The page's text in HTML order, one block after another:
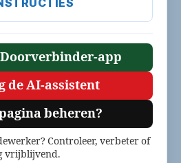
Doorverbinder-app
de AI-assistent
beheren?
Controleer, verbeter of
vrijblijvend.